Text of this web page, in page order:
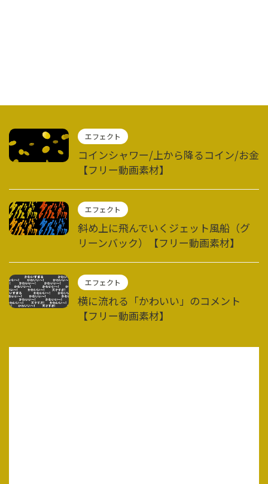
エフェクト
コインシャワー/上から降るコイン/お金
【フリー動画素材】
エフェクト
斜め上に飛んでいくジェット風船（グ
リーンバック）【フリー動画素材】
エフェクト
横に流れる「かわいい」のコメント
【フリー動画素材】